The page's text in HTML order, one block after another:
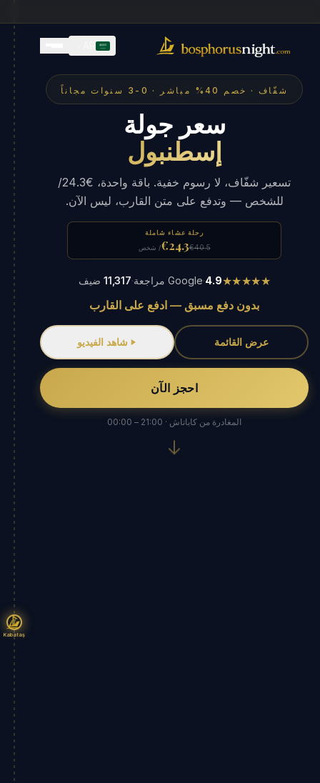
Kabataş
شفّاف · خصم 40% مباشر · 0-3 سنوات مجاناً
سعر جولة
إسطنبول
تسعير شفّاف، لا رسوم خفية. باقة واحدة، €24.3/
للشخص — وتدفع على متن القارب، ليس الآن.
رحلة عشاء شاملة
€40.5
€24.3/ شخص
★★★★★
4.9
·Google مراجعة ·
11,317 ضيف
بدون دفع مسبق — ادفع على القارب
عرض القائمة شاهد الفيديو
احجز الآن
المغادرة من كاباتاش · 21:00 – 00:00